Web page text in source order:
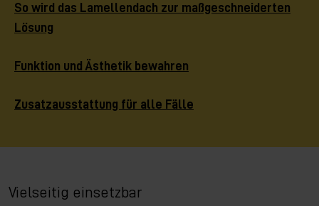
So wird das Lamellendach zur maßgeschneiderten
Lösung
Funktion und Ästhetik bewahren
Zusatzausstattung für alle Fälle
Vielseitig einsetzbar